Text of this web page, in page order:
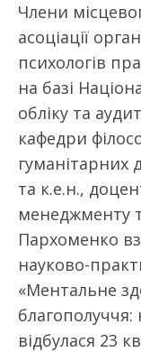
Члени
асоціації
психологів
на базі
обліку та
кафедри
гуманітарних
та к.е.н.,
менеджменту
Пархоменко
науково-
«Ментальне
благополуччя:
відбулася 23